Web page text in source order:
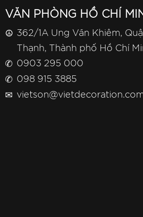
VĂN PHÒNG HỒ CHÍ
☮ 362/1A Ung Văn Khiêm,
Thạnh, Thành phố Hồ Chí
✆ 0903 295 000
✆ 098 915 3885
✉